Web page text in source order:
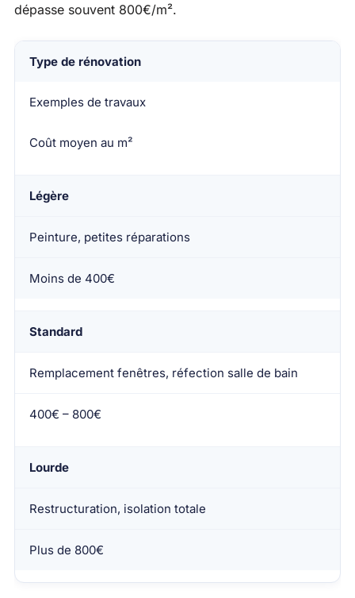
dépasse souvent 800€/m².
Type de rénovation
Exemples de travaux
Coût moyen au m²
Légère
Peinture, petites réparations
Moins de 400€
Standard
Remplacement fenêtres, réfection salle de bain
400€ – 800€
Lourde
Restructuration, isolation totale
Plus de 800€